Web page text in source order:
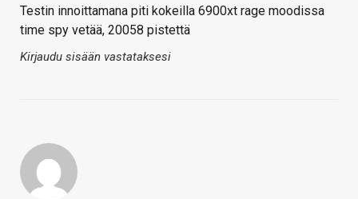
Testin innoittamana piti kokeilla 6900xt rage moodissa
time spy vetää, 20058 pistettä
Kirjaudu sisään vastataksesi